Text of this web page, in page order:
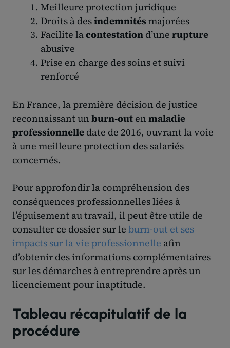
Meilleure protection juridique
Droits à desindemnitésmajorées
Facilite lacontestationd’une rupture
abusive
Prise en charge des soins et suivi
renforcé
En France, la première décision de justice
reconnaissant un burn-out en maladie
professionnelle date de 2016, ouvrant la voie
à une meilleure protection des salariés
concernés.
Pour approfondir la compréhension des
conséquences professionnelles liées à
l’épuisement au travail, il peut être utile de
consulter ce dossier sur le burn-out et ses
impacts sur la vie professionnelle afin
d’obtenir des informations complémentaires
sur les démarches à entreprendre après un
licenciement pour inaptitude.
Tableau récapitulatif de la
procédure